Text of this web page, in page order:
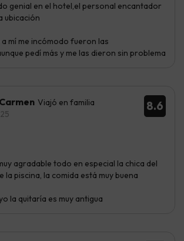
genial en el hotel,el personal encantador
ubicación
a mí me incómodo fueron las
pedí más y me las dieron sin problema
8.6
Viajó en familia
agradable todo en especial la chica del
la piscina, la comida está muy buena
la quitaría es muy antigua